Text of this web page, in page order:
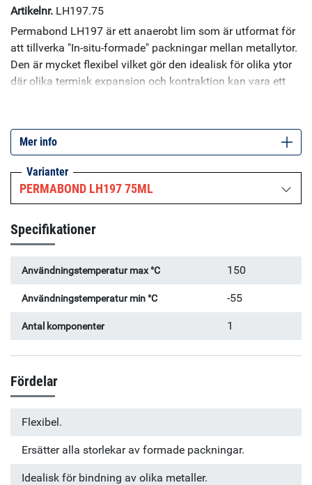
Artikelnr. LH197.75
Permabond LH197 är ett anaerobt lim som är utformat för
att tillverka "In-situ-formade" packningar mellan metallytor.
Den är mycket flexibel vilket gör den idealisk för olika ytor
där olika termisk expansion och kontraktion kan vara ett
rutinmässig demontering krävs eller på mjuka metallytor
som vissa aluminiumlegeringar som lätt tar skada.
Specifikationer: Viskositet (25°C): 2rpm: 50,000 mPa.s,
20rpm: 20,500 mPa.s UV-fluorescerande: Ja
Mer info
Varianter
PERMABOND LH197 75ML
Specifikationer
Användningstemperatur max °C 150
Användningstemperatur min °C -55
Antal komponenter 1
Fördelar
Flexibel.
Ersätter alla storlekar av formade packningar.
Idealisk för bindning av olika metaller.